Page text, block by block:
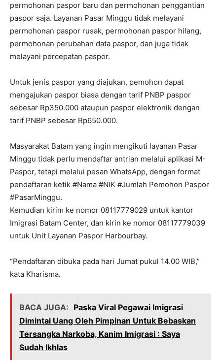
permohonan paspor baru dan permohonan penggantian
paspor saja. Layanan Pasar Minggu tidak melayani
permohonan paspor rusak, permohonan paspor hilang,
permohonan perubahan data paspor, dan juga tidak
melayani percepatan paspor.
Untuk jenis paspor yang diajukan, pemohon dapat
mengajukan paspor biasa dengan tarif PNBP paspor
sebesar Rp350.000 ataupun paspor elektronik dengan
tarif PNBP sebesar Rp650.000.
Masyarakat Batam yang ingin mengikuti layanan Pasar
Minggu tidak perlu mendaftar antrian melalui aplikasi M-
Paspor, tetapi melalui pesan WhatsApp, dengan format
pendaftaran ketik #Nama #NIK #Jumlah Pemohon Paspor
#PasarMinggu.
Kemudian kirim ke nomor 08117779029 untuk kantor
Imigrasi Batam Center, dan kirin ke nomor 08117779039
untuk Unit Layanan Paspor Harbourbay.
“Pendaftaran dibuka pada hari Jumat pukul 14.00 WIB,”
kata Kharisma.
BACA JUGA: Paska Viral Pegawai Imigrasi
Dimintai Uang Oleh Pimpinan Untuk Bebaskan
Tersangka Narkoba, Kanim Imigrasi : Saya
Sudah Ikhlas